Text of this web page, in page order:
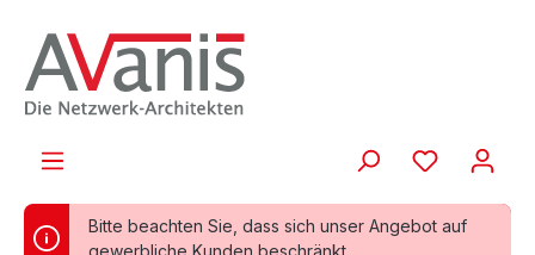
Bitte beachten Sie, dass sich unser Angebot auf
gewerbliche Kunden beschränkt.